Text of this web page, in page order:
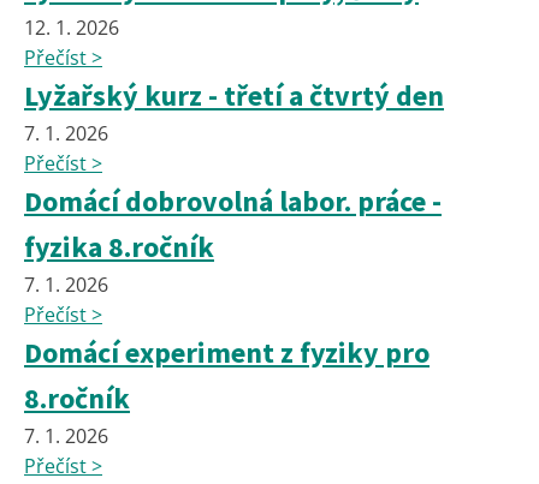
12. 1. 2026
Přečíst >
Lyžařský kurz - třetí a čtvrtý den
7. 1. 2026
Přečíst >
Domácí dobrovolná labor. práce -
fyzika 8.ročník
7. 1. 2026
Přečíst >
Domácí experiment z fyziky pro
8.ročník
7. 1. 2026
Přečíst >